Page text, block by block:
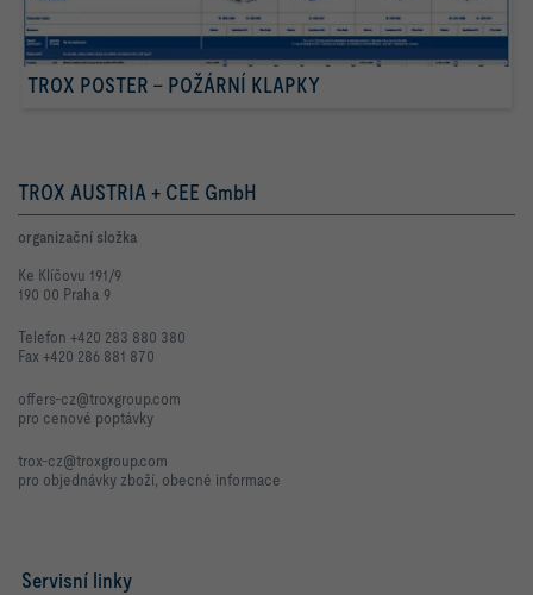
TROX POSTER – POŽÁRNÍ KLAPKY
TROX AUSTRIA + CEE GmbH
organizační složka
Ke Klíčovu 191/9
190 00 Praha 9
Telefon +420 283 880 380
Fax +420 286 881 870
offers-cz@troxgroup.com
pro cenové poptávky
trox-cz@troxgroup.com
pro objednávky zboží, obecné informace
Servisní linky